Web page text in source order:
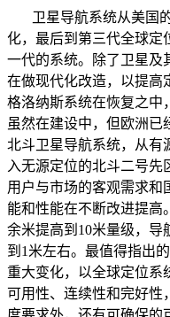
卫星导航系统从美国的
化，最后到第三代全球定
一代的系统。除了卫星及
在做现代化改造，以提高
格洛纳斯系统在恢复之中
虽然在建设中，但欧洲已
北斗卫星导航系统，从有
入无源定位的北斗二号
用户与市场的客观需求和
能和性能在不断改进提高
余米提高到10米量级，导
到1米左右。最值得指出
重大变化，以全球定位系
可用性、连续性和完好性